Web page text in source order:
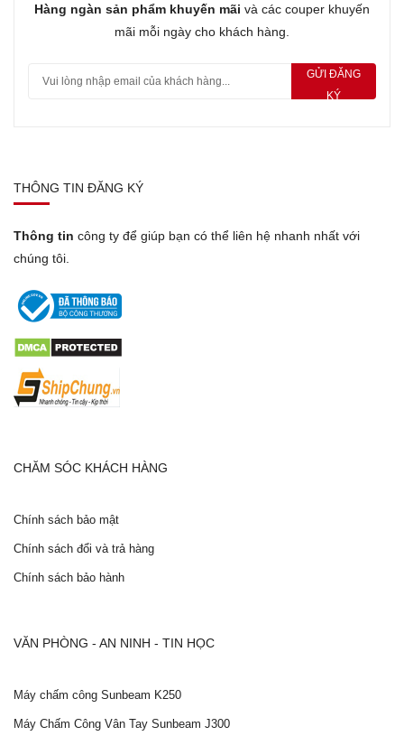
Hàng ngàn sản phẩm khuyến mãi và các couper khuyến
mãi mỗi ngày cho khách hàng.
GỬI ĐĂNG
KÝ
THÔNG TIN ĐĂNG KÝ
Thông tin công ty để giúp bạn có thể liên hệ nhanh nhất với
chúng tôi.
CHĂM SÓC KHÁCH HÀNG
Chính sách bảo mật
Chính sách đổi và trả hàng
Chính sách bảo hành
VĂN PHÒNG - AN NINH - TIN HỌC
Máy chấm công Sunbeam K250
Máy Chấm Công Vân Tay Sunbeam J300